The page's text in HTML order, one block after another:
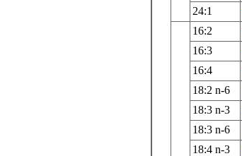
24:1
16:2
16:3
16:4
18:2 n-6
18:3 n-3
18:3 n-6
18:4 n-3